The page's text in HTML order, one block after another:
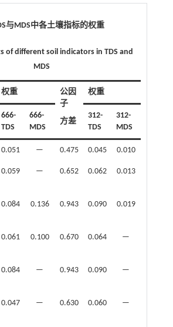
与MDS中各土壤指标的权重
of different soil indicators in TDS and
MDS
权重
公因
子
方差
权重
666-
TDS
666-
MDS
312-
TDS
312-
MDS
0.051 — 0.475 0.045 0.010
0.059 — 0.652 0.062 0.013
0.084 0.136 0.943 0.090 0.019
0.061 0.100 0.670 0.064 —
0.084 — 0.943 0.090 —
0.047 — 0.630 0.060 —